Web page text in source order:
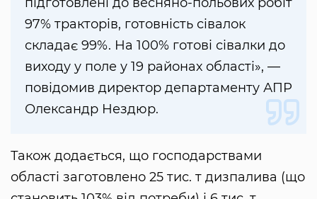
97% тракторів, готовність сівалок
складає 99%. На 100% готові сівалки до
виходу у поле у 19 районах області», —
повідомив директор департаменту АПР
Олександр Нездюр.
Також додається, що господарствами
області заготовлено 25 тис. т дизпалива (що